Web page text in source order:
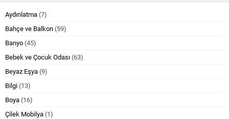
Aydınlatma (7)
Bahçe ve Balkon (59)
Banyo (45)
Bebek ve Çocuk Odası (63)
Beyaz Eşya (9)
Bilgi (13)
Boya (16)
Çilek Mobilya (1)